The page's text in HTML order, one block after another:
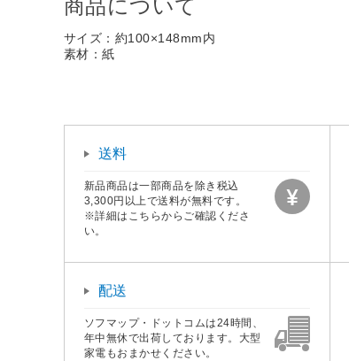
商品について
サイズ：約100×148mm内
素材：紙
送料
新品商品は一部商品を除き税込
3,300円以上で送料が無料です。
※詳細はこちらからご確認くださ
い。
配送
ソフマップ・ドットコムは24時間、
年中無休で出荷しております。大型
家電もおまかせください。